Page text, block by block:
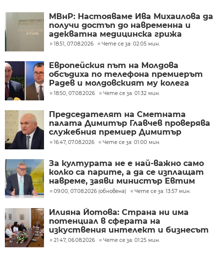
МВнР: Настояваме Ива Михаилова да
получи достъп до навременна и
адекватна медицинска грижа
18:51, 07.08.2026 Чете се за: 02:05 мин.
Европейския път на Молдова
обсъдиха по телефона премиерът
Радев и молдовският му колега
Тофан
18:50, 07.08.2026 Чете се за: 01:32 мин.
Председателят на Сметната
палата Димитър Главчев проверява
служебния премиер Димитър
Главчев?
16:47, 07.08.2026 Чете се за: 01:00 мин.
За културата не е най-важно само
колко са парите, а да се изплащат
навреме, заяви министър Евтим
Милошев
09:00, 07.08.2026 (обновена) Чете се за: 13:57 мин.
Илияна Йотова: Страна ни има
потенциал в сферата на
изкуствения интелект и бизнесът
забелязва тези перспективи
21:47, 06.08.2026 Чете се за: 01:25 мин.